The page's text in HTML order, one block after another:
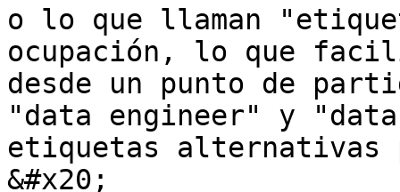
o lo que llaman
ocupación, lo que
desde un punto de
"data engineer" y
etiquetas
&#x20;